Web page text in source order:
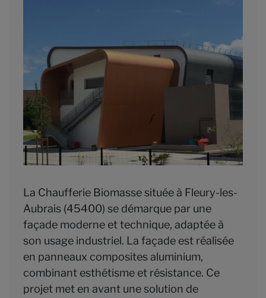
La Chaufferie Biomasse située à Fleury-les-
Aubrais (45400) se démarque par une
façade moderne et technique, adaptée à
son usage industriel. La façade est réalisée
en panneaux composites aluminium,
combinant esthétisme et résistance. Ce
projet met en avant une solution de